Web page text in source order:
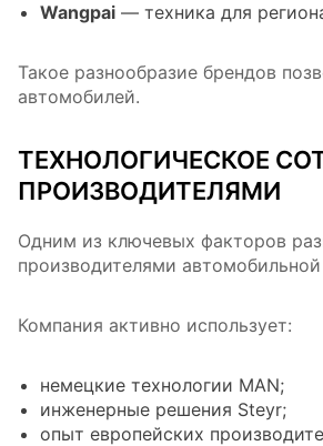
Wangpai — техника для
Такое разнообразие брендов
автомобилей.
ТЕХНОЛОГИЧЕСКОЕ
ПРОИЗВОДИТЕЛЯМИ
Одним из ключевых факторов
производителями
Компания активно использует:
немецкие технологии MAN;
инженерные решения Steyr;
опыт европейских